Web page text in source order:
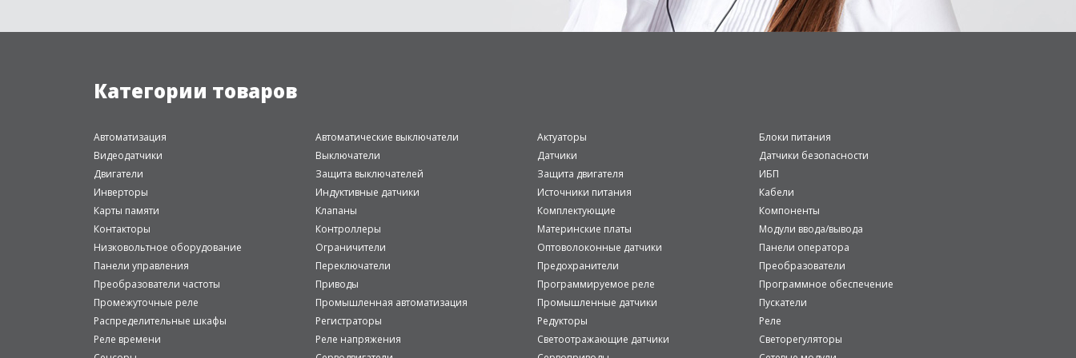
Категории товаров
Автоматизация Автоматические выключатели Актуаторы
Блоки питания
Видеодатчики
Выключатели Датчики
Датчики безопасности
Двигатели
Защита выключателей Защита двигателя
ИБП
Инверторы
Индуктивные датчики Источники питания
Кабели
Карты памяти
Клапаны Комплектующие
Компоненты
Контакторы
Контроллеры Материнские платы
Модули ввода/вывода
Низковольтное оборудование
Ограничители Оптоволоконные датчики
Панели оператора
Панели управления
Переключатели Предохранители
Преобразователи
Преобразователи частоты
Приводы Программируемое реле
Программное обеспечение
Промежуточные реле
Промышленная автоматизация Промышленные датчики
Пускатели
Распределительные шкафы
Регистраторы Редукторы
Реле
Реле времени
Реле напряжения Светоотражающие датчики
Светорегуляторы